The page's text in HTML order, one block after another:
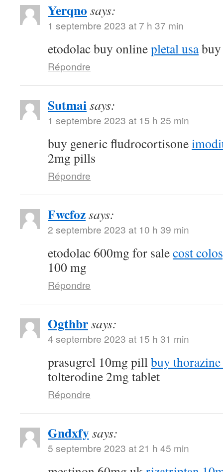
Yerqno says:
1 septembre 2023 at 7 h 37 min
etodolac buy onlinepletal usabuy
Répondre
Sutmaisays:
1 septembre 2023 at 15 h 25 min
buy generic fludrocortisone
2mg pills
Répondre
Fwcfozsays:
2 septembre 2023 at 10 h 39 min
etodolac 600mg for salecost
100 mg
Répondre
Ogthbrsays:
4 septembre 2023 at 15 h 31 min
prasugrel 10mg pillbuy
tolterodine 2mg tablet
Répondre
Gndxfysays:
5 septembre 2023 at 21 h 45 min